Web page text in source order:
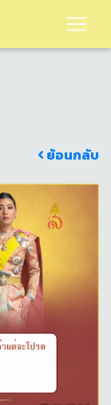
ย้อนกลับ